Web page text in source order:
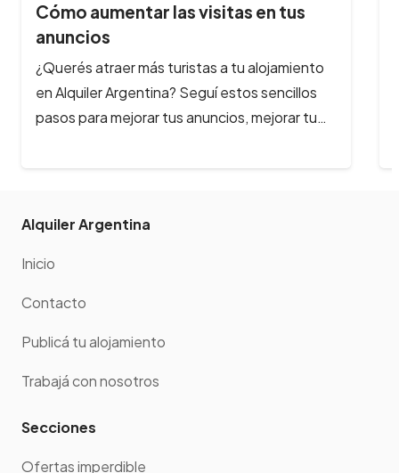
Llegó #Veranear: ¡potenciá tus
redes sociales…
Con la llegada del verano, las oportunidades
para aumentar tus reservas se multiplican. En
Alquiler Argentina, queremos acompañarte en
Alquiler Argentina
Inicio
Contacto
Publicá tu alojamiento
Trabajá con nosotros
Secciones
Ofertas imperdible